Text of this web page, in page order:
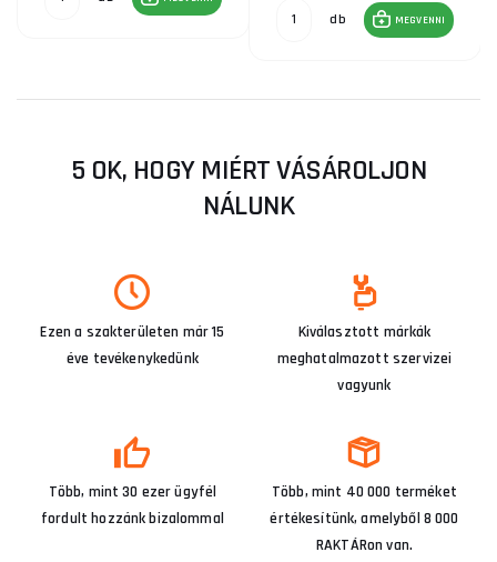
db MEGVENNI
5 OK, HOGY MIÉRT VÁSÁROLJON
NÁLUNK
Ezen a szakterületen már 15
éve tevékenykedünk
Kiválasztott márkák
meghatalmazott szervizei
vagyunk
Több, mint 30 ezer ügyfél
fordult hozzánk bizalommal
Több, mint 40 000 terméket
értékesítünk, amelyből 8 000
RAKTÁRon van.